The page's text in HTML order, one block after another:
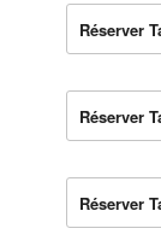
Réserver
Réserver
Réserver